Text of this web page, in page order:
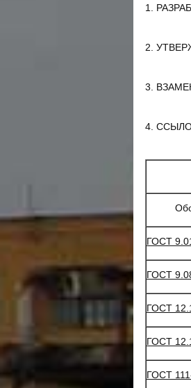
1.
2.
3.
4.
ГОСТ
ГОСТ
ГОСТ
ГОСТ
ГОСТ